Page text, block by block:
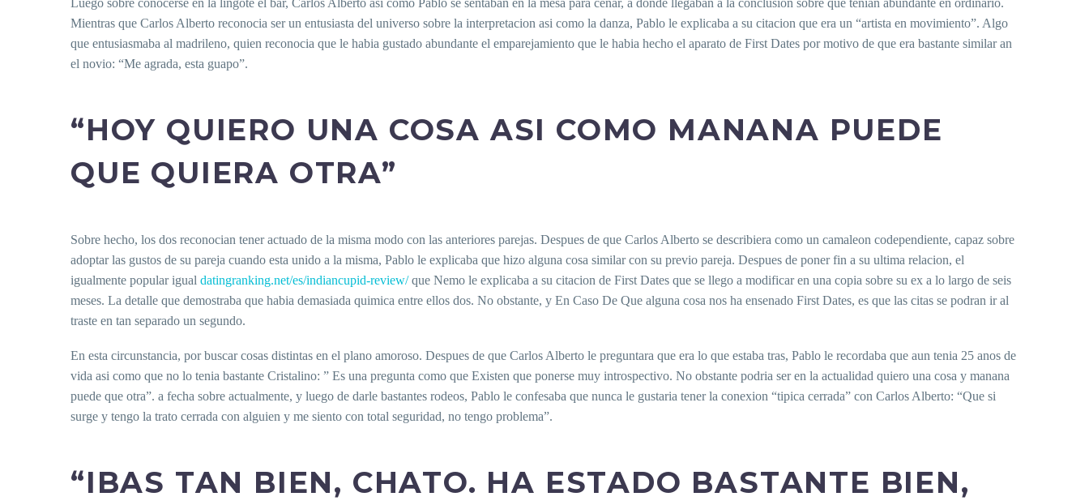
Mientras que Carlos Alberto reconocia ser un entusiasta del universo sobre la interpretacion asi­ como la danza, Pablo le explicaba a su citacion que era un “artista en movimiento”. Algo
que entusiasmaba al madrileno, quien reconocia que le habia gustado abundante el emparejamiento que le habia hecho el aparato de First Dates por motivo de que era bastante similar an
el novio: “Me agrada, esta guapo”.
“HOY QUIERO UNA COSA ASI­ COMO MANANA PUEDE
QUE QUIERA OTRA”
Sobre hecho, los dos reconocian tener actuado de la misma modo con las anteriores parejas. Despues de que Carlos Alberto se describiera como un camaleon codependiente, capaz sobre
adoptar las gustos de su pareja cuando esta unido a la misma, Pablo le explicaba que hizo alguna cosa similar con su previo pareja. Despues de poner fin a su ultima relacion, el
igualmente popular igual datingranking.net/es/indiancupid-review/que Nemo le explicaba a su citacion de First Dates que se llego a modificar en una copia sobre su ex a lo largo de seis
meses. La detalle que demostraba que habia demasiada quimica entre ellos dos. No obstante, y En Caso De Que alguna cosa nos ha ensenado First Dates, es que las citas se podran ir al
traste en tan separado un segundo.
En esta circunstancia, por buscar cosas distintas en el plano amoroso. Despues de que Carlos Alberto le preguntara que era lo que estaba tras, Pablo le recordaba que aun tenia 25 anos de
vida asi­ como que no lo tenia bastante Cristalino: ” Es una pregunta como que Existen que ponerse muy introspectivo. No obstante podri­a ser en la actualidad quiero una cosa y manana
puede que otra”. a fecha sobre actualmente, y luego de darle bastantes rodeos, Pablo le confesaba que nunca le gustaria tener la conexion “tipica cerrada” con Carlos Alberto: “Que si
surge y tengo la trato cerrada con alguien y me siento con total seguridad, no tengo problema”.
“IBAS TAN BIEN, CHATO. HA ESTADO BASTANTE BIEN,